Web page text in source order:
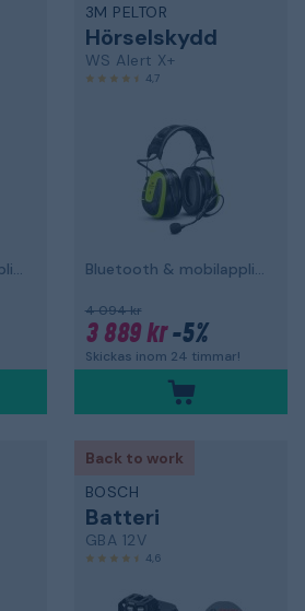
Bluetooth & mobilapplikation, hjälmfäste
3M PELTOR
Hörselskydd
WS Alert X+
4,7
Bluetooth & mobilapplikation, hjässbygel
4 094 kr
3 889 kr-5%
Skickas inom 24 timmar!
Back to work
BOSCH
Batteri
GBA 12V
4,6